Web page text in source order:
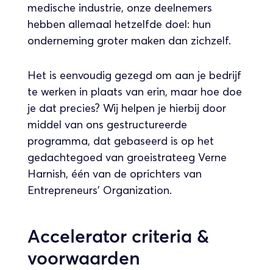
medische industrie, onze deelnemers
hebben allemaal hetzelfde doel: hun
onderneming groter maken dan zichzelf.
Het is eenvoudig gezegd om aan je bedrijf
te werken in plaats van erin, maar hoe doe
je dat precies? Wij helpen je hierbij door
middel van ons gestructureerde
programma, dat gebaseerd is op het
gedachtegoed van groeistrateeg Verne
Harnish, één van de oprichters van
Entrepreneurs’ Organization.
Accelerator criteria &
voorwaarden